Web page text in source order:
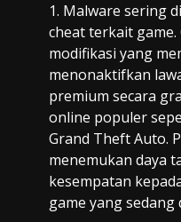
Malware sering
cheat terkait
modifikasi yang
menonaktifkan
premium secara
online populer
Grand Theft Auto.
menemukan daya
kesempatan
game yang sedang